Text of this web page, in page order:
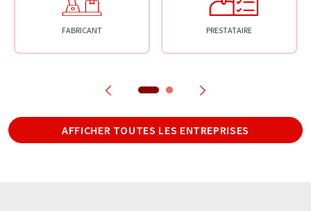
FABRICANT PRESTATAIRE
AFFICHER TOUTES LES ENTREPRISES